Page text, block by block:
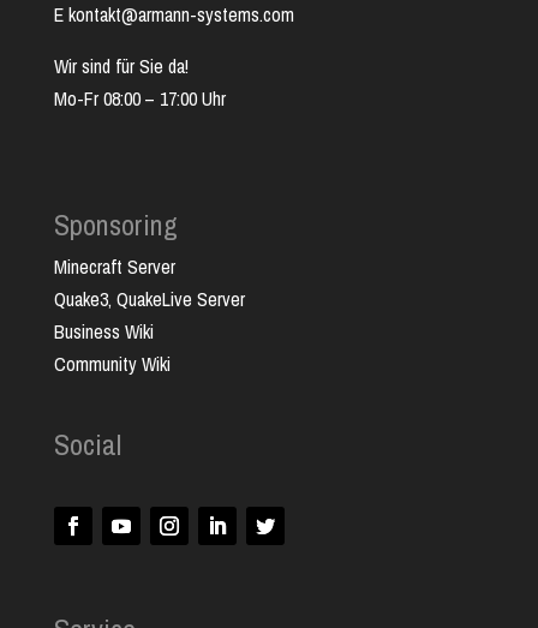
E kontakt@armann-systems.com
Wir sind für Sie da!
Mo-Fr 08:00 – 17:00 Uhr
Sponsoring
Minecraft Server
Quake3, QuakeLive Server
Business Wiki
Community Wiki
Social